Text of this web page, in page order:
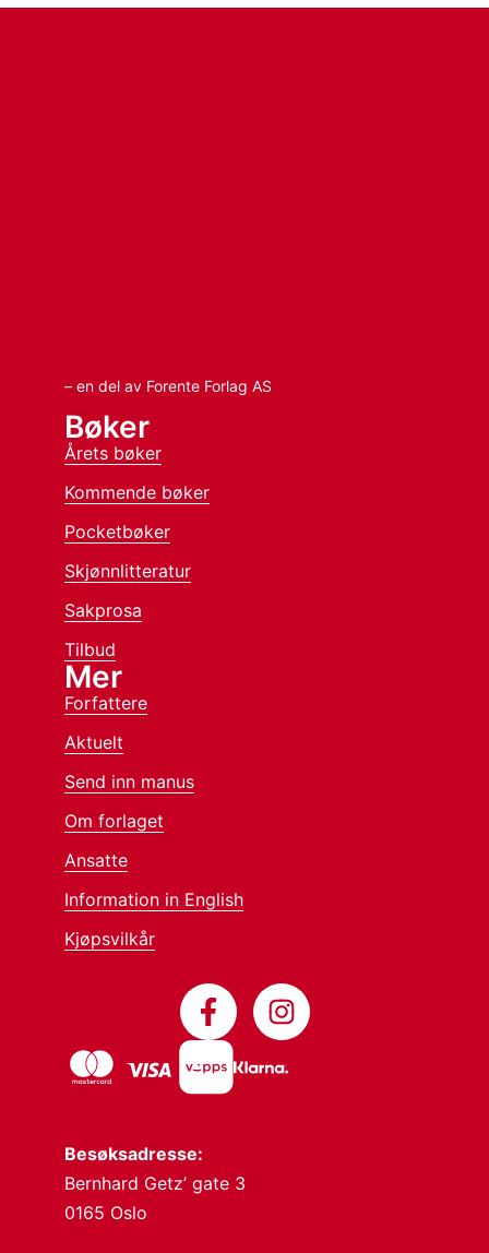
– en del av Forente Forlag AS
Besøksadresse:
Bernhard Getz’ gate 3
0165 Oslo
Bøker
Årets bøker
Kommende bøker
Pocketbøker
Skjønnlitteratur
Sakprosa
Tilbud
Mer
Forfattere
Aktuelt
Send inn manus
Om forlaget
Ansatte
Information in English
Kjøpsvilkår